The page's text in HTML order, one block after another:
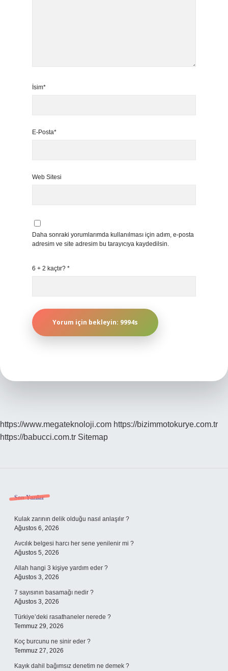
İsim*
E-Posta*
Web Sitesi
Daha sonraki yorumlarımda kullanılması için adım, e-posta
adresim ve site adresim bu tarayıcıya kaydedilsin.
6 + 2 kaçtır? *
https://www.megateknoloji.com https://bizimmotokurye.com.tr
https://babucci.com.tr Sitemap
Sidebar
Son Yazılar
Kulak zarının delik olduğu nasıl anlaşılır ?
Ağustos 6, 2026
Avcılık belgesi harcı her sene yenilenir mi ?
Ağustos 5, 2026
Allah hangi 3 kişiye yardım eder ?
Ağustos 3, 2026
7 sayısının basamağı nedir ?
Ağustos 3, 2026
Türkiye’deki rasathaneler nerede ?
Temmuz 29, 2026
Koç burcunu ne sinir eder ?
Temmuz 27, 2026
Kayık dahil bağımsız denetim ne demek ?